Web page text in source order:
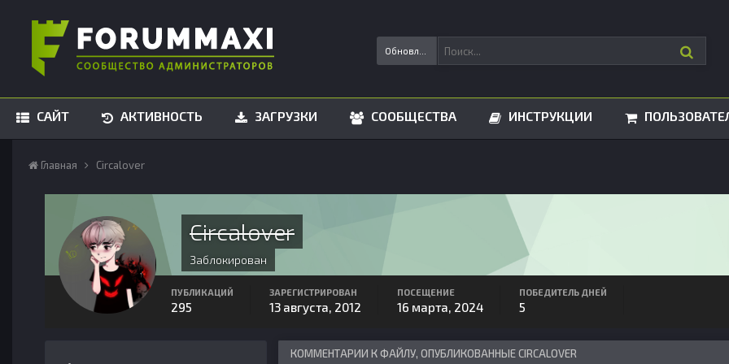
САЙТ АКТИВНОСТЬ ЗАГРУЗКИ СООБЩЕСТВА ИНСТРУКЦИИ
Главная Circalover
Circalover
Заблокирован
ПУБЛИКАЦИЙ
295
ЗАРЕГИСТРИРОВАН
13 августа, 2012
ПОСЕЩЕНИЕ
16 марта, 2024
ПОБЕДИТЕЛЬ ДНЕЙ
5
КОММЕНТАРИИ К ФАЙЛУ, ОПУБЛИКОВАННЫЕ CIRCALOVER